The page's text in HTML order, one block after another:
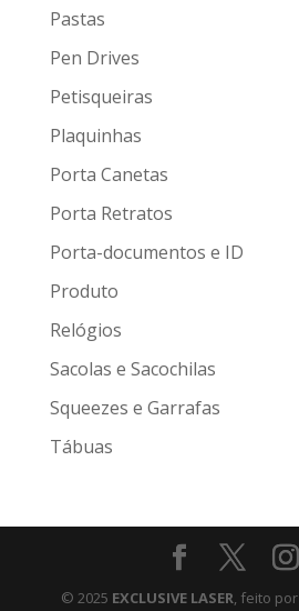
Pastas
Pen Drives
Petisqueiras
Plaquinhas
Porta Canetas
Porta Retratos
Porta-documentos e ID
Produto
Relógios
Sacolas e Sacochilas
Squeezes e Garrafas
Tábuas
© 2025 EXCLUSIVE LASER, feito por